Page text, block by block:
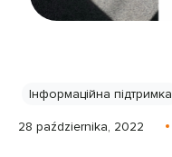
Інформаційна підтримка
28 października, 2022